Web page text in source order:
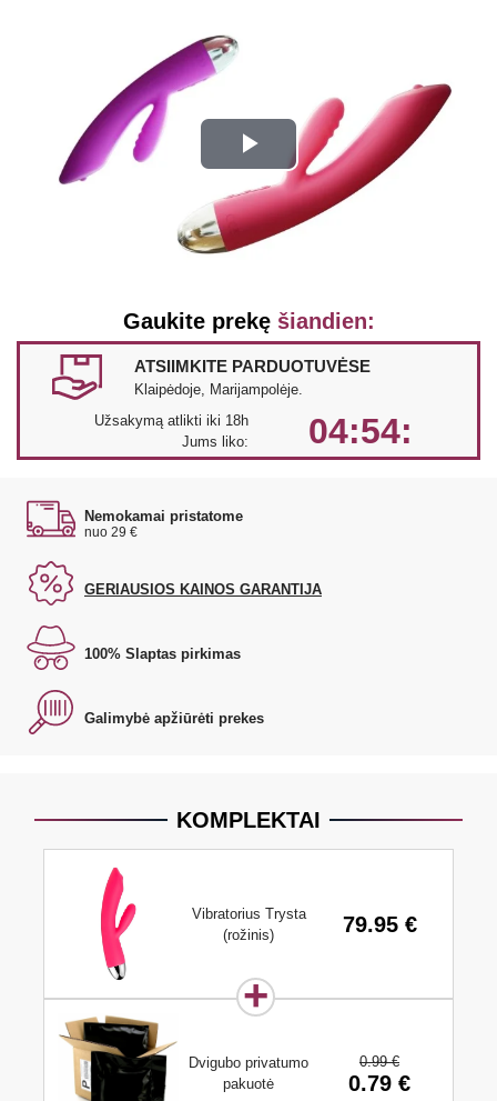
Play
Video
Gaukite prekę šiandien:
ATSIIMKITE PARDUOTUVĖSE
Klaipėdoje, Marijampolėje.
Užsakymą atlikti iki 18h
Jums liko:
04:54:
Nemokamai pristatome
nuo 29 €
GERIAUSIOS KAINOS GARANTIJA
100% Slaptas pirkimas
Galimybė apžiūrėti prekes
KOMPLEKTAI
Vibratorius Trysta
(rožinis)
79.95 €
Dvigubo privatumo
pakuotė
0.99 €
0.79 €